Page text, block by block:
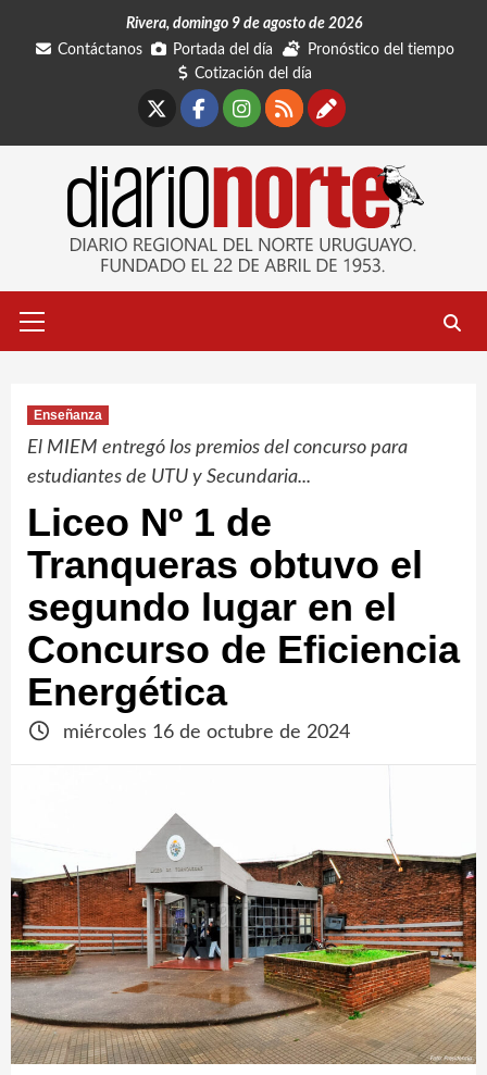
Rivera, domingo 9 de agosto de 2026
Contáctanos
Portada del día
Pronóstico del tiempo
Cotización del día
Facebook
Instagram
RSSContáctanos
primario
Enseñanza
El MIEM entregó los premios del concurso para
estudiantes de UTU y Secundaria...
Liceo Nº 1 de
Tranqueras obtuvo el
segundo lugar en el
Concurso de Eficiencia
Energética
miércoles 16 de octubre de 2024